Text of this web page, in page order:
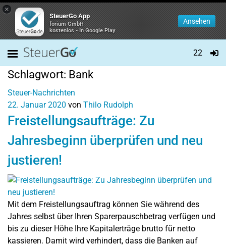
×
SteuerGo App
forium GmbH
kostenlos - In Google Play
Ansehen
22
Schlagwort: Bank
Steuer-Nachrichten
22. Januar 2020 von Thilo Rudolph
Freistellungsaufträge: Zu
Jahresbeginn überprüfen und neu
justieren!
Mit dem Freistellungsauftrag können Sie während des
Jahres selbst über Ihren Sparerpauschbetrag verfügen und
bis zu dieser Höhe Ihre Kapitalerträge brutto für netto
kassieren. Damit wird verhindert, dass die Banken auf